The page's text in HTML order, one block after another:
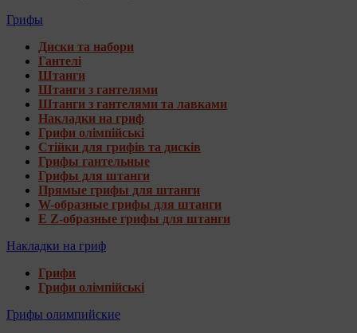
Грифы
Диски та набори
Гантелі
Штанги
Штанги з гантелями
Штанги з гантелями та лавками
Накладки на гриф
Грифи олімпійські
Стійки для грифів та дисків
Грифы гантельные
Грифы для штанги
Прямые грифы для штанги
W-образные грифы для штанги
E Z-образные грифы для штанги
Накладки на гриф
Грифи
Грифи олімпійські
Грифы олимпийские